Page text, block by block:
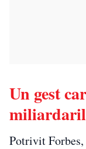
Un gest
Potrivit